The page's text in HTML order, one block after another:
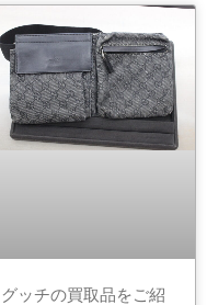
グッチの買取品をご紹